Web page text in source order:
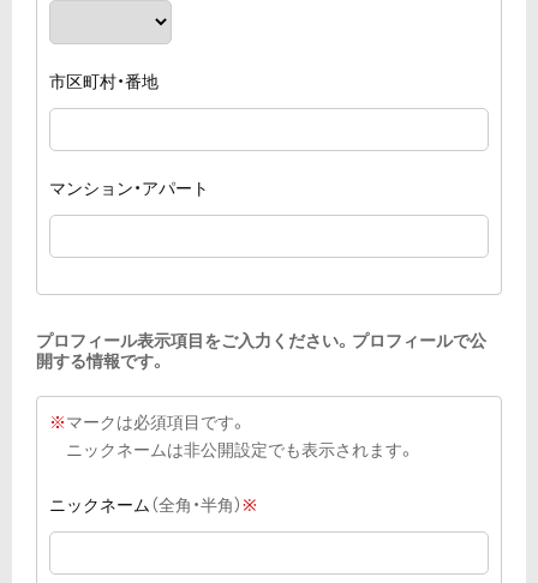
市区町村・番地
マンション・アパート
プロフィール表示項目をご入力ください。 プロフィールで公
開する情報です。
※マークは必須項目です。
ニックネームは非公開設定でも表示されます。
ニックネーム（全角・半角）※